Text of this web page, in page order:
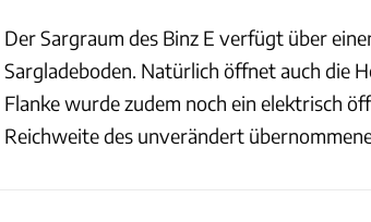
Der Sargraum des Binz E verfügt über
Sargladeboden. Natürlich öffnet auch die
Flanke wurde zudem noch ein elektrisch
Reichweite des unverändert